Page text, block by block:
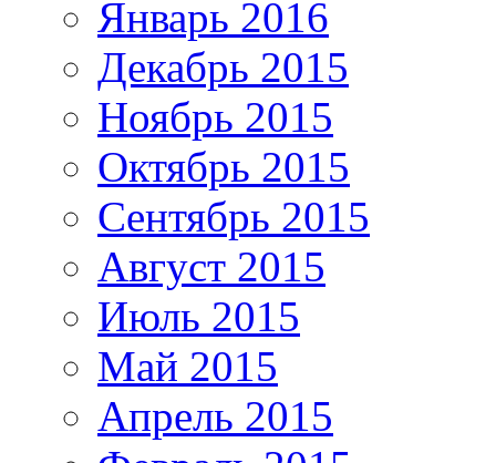
Январь 2016
Декабрь 2015
Ноябрь 2015
Октябрь 2015
Сентябрь 2015
Август 2015
Июль 2015
Май 2015
Апрель 2015